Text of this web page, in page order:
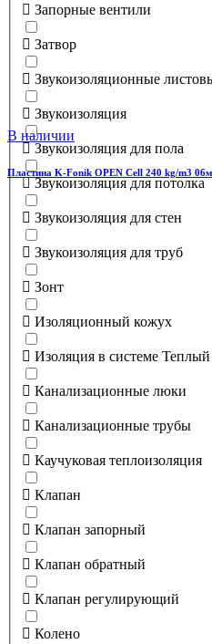
Запорные вентили
Затвор
Звукоизоляционные
Звукоизоляция
Звукоизоляция для пола
Звукоизоляция для потолка
Звукоизоляция для стен
Звукоизоляция для труб
Зонт
Изоляционный кожух
Изоляция в системе
Канализационные люки
Канализационные трубы
Каучуковая теплоизоляция
Клапан
Клапан запорный
Клапан обратный
Клапан регулирующий
Колено
В наличии
Пластина K-Fonik OPEN Cell 240 kg/m3